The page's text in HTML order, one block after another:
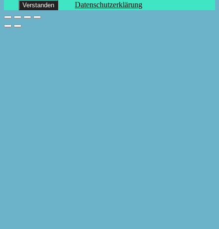
Verstanden Datenschutzerklärung